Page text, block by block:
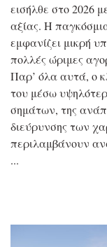
εισήλθε στο 2026
αξίας. Η
εμφανίζει μικρή
πολλές ώριμες
Παρ’ όλα αυτά, ο
του μέσω
σημάτων, της
διεύρυνσης των
περιλαμβάνουν